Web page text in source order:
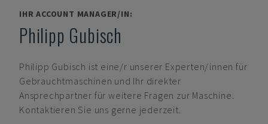
IHR ACCOUNT MANAGER/IN:
Philipp Gubisch
Philipp Gubisch ist eine/r unserer Experten/innen für
Gebrauchtmaschinen und Ihr direkter
Ansprechpartner für weitere Fragen zur Maschine.
Kontaktieren Sie uns gerne jederzeit.